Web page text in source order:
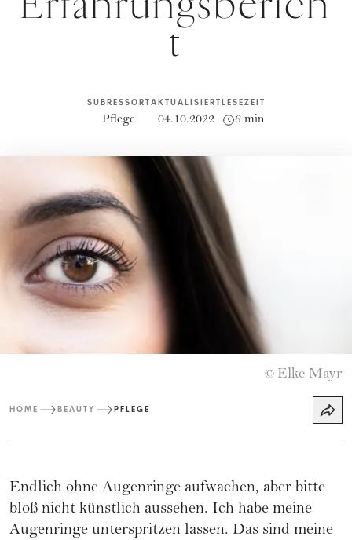
t
SUBRESSORT
Pflege
AKTUALISIERT
04.10.2022
LESEZEIT
6 min
© Elke Mayr
HOME BEAUTY PFLEGE
Endlich ohne Augenringe aufwachen, aber bitte
bloß nicht künstlich aussehen. Ich habe meine
Augenringe unterspritzen lassen. Das sind meine